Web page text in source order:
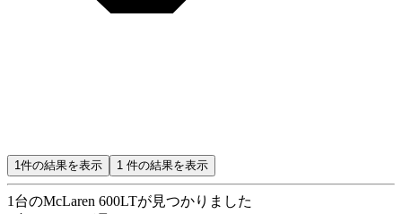
1 件の結果を表示 1 件の結果を表示
1 台のMcLaren 600LTが見つかりました